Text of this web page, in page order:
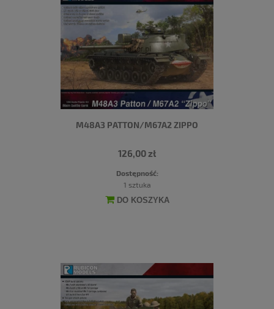
M48A3 PATTON/M67A2 ZIPPO
126,00 zł
Dostępność:
1 sztuka
DO KOSZYKA